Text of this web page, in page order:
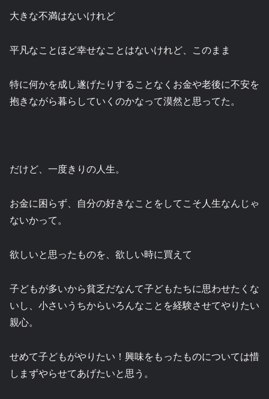
大きな不満はないけれど
平凡なことほど幸せなことはないけれど、このまま
特に何かを成し遂げたりすることなくお金や老後に不安を
抱きながら暮らしていくのかなって漠然と思ってた。
だけど、一度きりの人生。
お金に困らず、自分の好きなことをしてこそ人生なんじゃ
ないかって。
欲しいと思ったものを、欲しい時に買えて
子どもが多いから貧乏だなんて子どもたちに思わせたくな
いし、小さいうちからいろんなことを経験させてやりたい
親心。
せめて子どもがやりたい！興味をもったものについては惜
しまずやらせてあげたいと思う。